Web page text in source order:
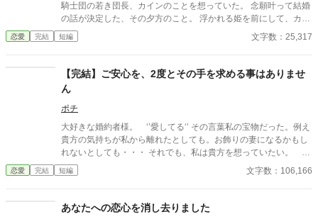
騎士団の若き団長、カインのことを想っていた。 念願叶って結婚
の話が決定した、その夕方のこと。 浮かれる姫を前にして、カイ
ンの口から出た言葉は「白い結婚にとさせて頂きたい」 身分とか
立場とか何とか話しているが、姫は急速にその声が遠くなってい
にっこりと笑った。 「分かりました。その提案を、受け入れ─
─」 全然受け入れられませんけど！？ 形だけの結婚を了承しつつ
も、心で号泣してる姫。 武骨で不器用な王国騎士団長。 二人を中
心に巻き起こった、割と短い期間のお話。
恋愛 完結 短編 文字数：25,317
【完結】ご安心を、2度とその手を求める事はありませ
ん
ポチ
大好きな婚約者様。 ‘’愛してる‘’ その言葉私の宝物だった。例え
貴方の気持ちが私から離れたとしても。お飾りの妻になるかもし
れないとしても・・・ それでも、私は貴方を想っていたい。 独
り過ごす刻もそれだけで幸せを感じられた。たった一つの希望
恋愛 完結 短編 文字数：106,166
あなたへの恋心を消し去りました